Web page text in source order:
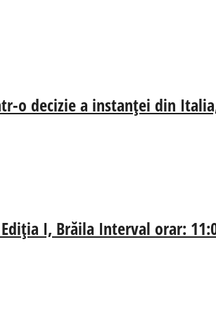
o decizie a instanței din
I, Brăila Interval orar: